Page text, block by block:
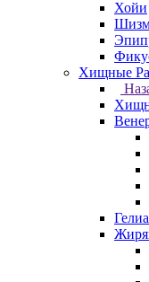
Хойи
Хищные